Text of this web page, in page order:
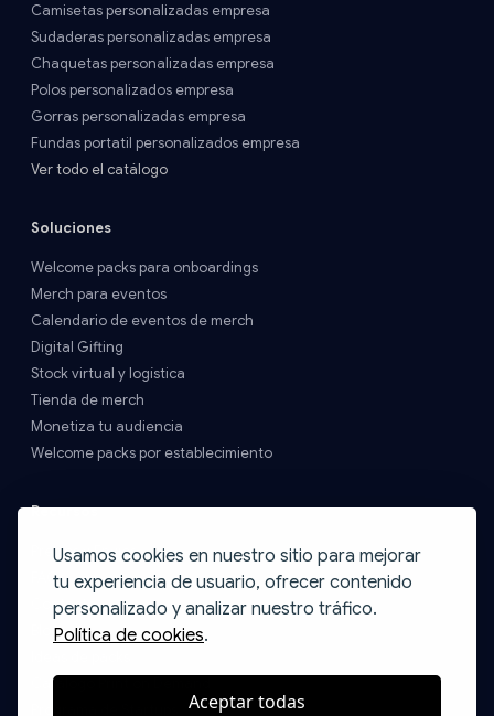
Usamos cookies en nuestro sitio para mejorar
tu experiencia de usuario, ofrecer contenido
personalizado y analizar nuestro tráfico.
Política de cookies.
Aceptar todas
Camisetas personalizadas empresa
Sudaderas personalizadas empresa
Chaquetas personalizadas empresa
Polos personalizados empresa
Gorras personalizadas empresa
Fundas portatil personalizados empresa
Ver todo el catálogo
Soluciones
Welcome packs para onboardings
Merch para eventos
Calendario de eventos de merch
Digital Gifting
Stock virtual y logística
Tienda de merch
Monetiza tu audiencia
Welcome packs por establecimiento
Recursos
Precios y Envíos
FAQs
Contacto
Blog
Catálogo Print on Demand